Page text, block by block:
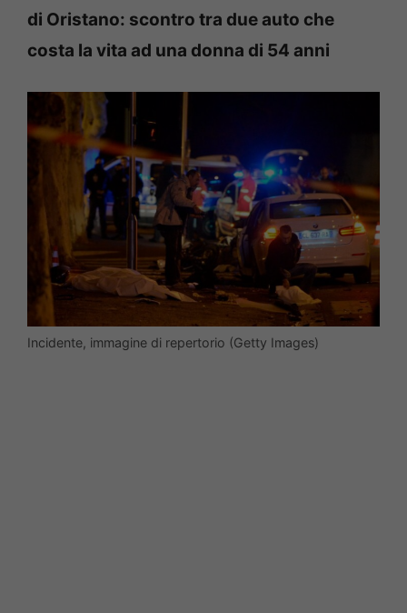
di Oristano: scontro tra due auto che
costa la vita ad una donna di 54 anni
Incidente, immagine di repertorio (Getty Images)